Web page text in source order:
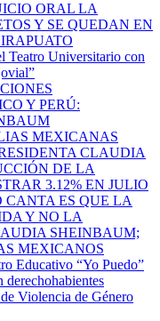
ORAL LA
Y SE QUEDAN EN
Teatro Universitario con
Y PERÚ:
MEXICANAS
CLAUDIA
DE LA
3.12% EN JULIO
CANTA ES QUE LA
Y NO LA
SHEINBAUM;
MEXICANOS
Educativo “Yo Puedo”
derechohabientes
Violencia de Género